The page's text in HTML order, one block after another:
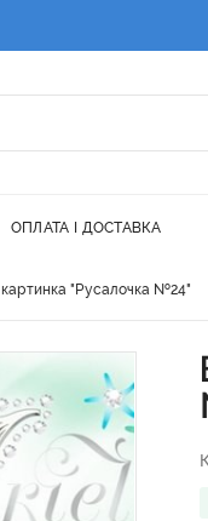
ОПЛАТА І ДОСТАВКА
"Русалочка №24"